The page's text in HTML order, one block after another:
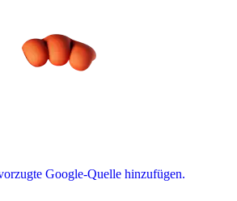
Google-Quelle hinzufügen.